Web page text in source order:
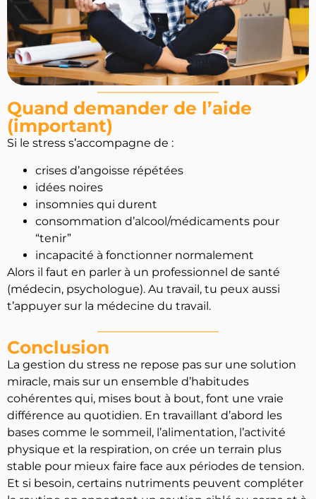
Quand demander de l’aide
(important)
Si le stress s’accompagne de :
crises d’angoisse répétées
idées noires
insomnies qui durent
consommation d’alcool/médicaments pour
“tenir”
incapacité à fonctionner normalement
Alors il faut en parler à un professionnel de santé
(médecin, psychologue). Au travail, tu peux aussi
t’appuyer sur la médecine du travail.
Conclusion
La gestion du stress ne repose pas sur une solution
miracle, mais sur un ensemble d’habitudes
cohérentes qui, mises bout à bout, font une vraie
différence au quotidien. En travaillant d’abord les
bases comme le sommeil, l’alimentation, l’activité
physique et la respiration, on crée un terrain plus
stable pour mieux faire face aux périodes de tension.
Et si besoin, certains nutriments peuvent compléter